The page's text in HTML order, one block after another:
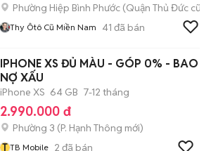
Phường Hiệp Bình Phước (Quận Thủ Đức cũ)
Thy Ôtô Cũ Miền Nam 41 đã bán
IPHONE XS ĐỦ MÀU - GÓP 0% - BAO
NỢ XẤU
iPhone XS 64 GB 7-12 tháng
2.990.000 đ
Phường 3 (P. Hạnh Thông mới)
T TB Mobile 2 đã bán